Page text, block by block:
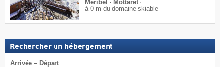
Méribel - Mottaret ·
à 0 m du domaine skiable
Rechercher un hébergement
Arrivée – Départ